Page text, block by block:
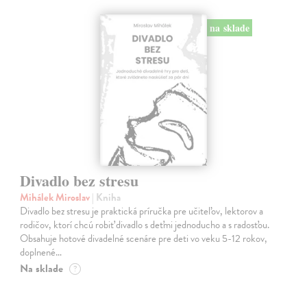
na sklade
Divadlo bez stresu
Mihálek Miroslav| Kniha
Divadlo bez stresu je praktická príručka pre učiteľov, lektorov a
rodičov, ktorí chcú robiť divadlo s deťmi jednoducho a s radosťou.
Obsahuje hotové divadelné scenáre pre deti vo veku 5-12 rokov,
doplnené…
Na sklade ?